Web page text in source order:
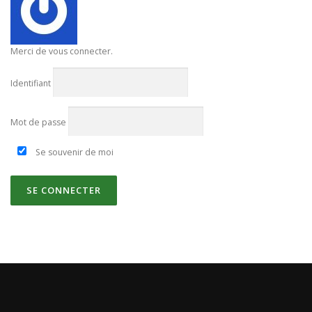
Merci de vous connecter.
Identifiant
Mot de passe
Se souvenir de moi